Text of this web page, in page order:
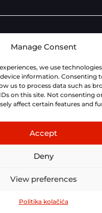
Manage Consent
we use
information. Consenting
us to process data such as
on this site. Not consenting
affect certain features and
Accept
Deny
View preferences
Politika kolačića
Dev:
podaci, cijene i
informativnog karaktera i
bez prethodne najave.
cijene i opremljenost